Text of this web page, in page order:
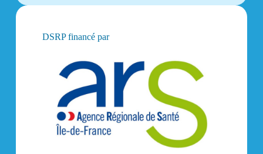
DSRP financé par